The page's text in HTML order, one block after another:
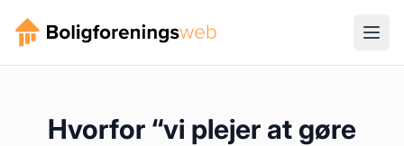
Hvorfor “vi plejer at gøre